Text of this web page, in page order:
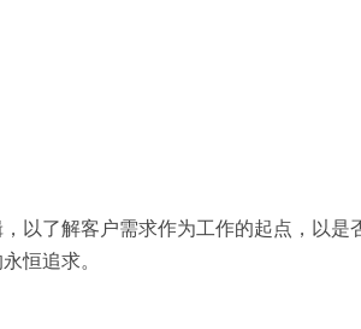
以了解客户需求作为工作的起点，以是
恒追求。